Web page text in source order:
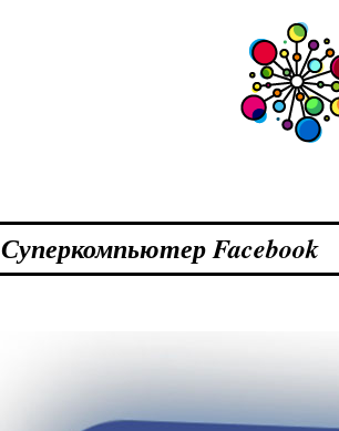
Суперкомпьютер Facebook